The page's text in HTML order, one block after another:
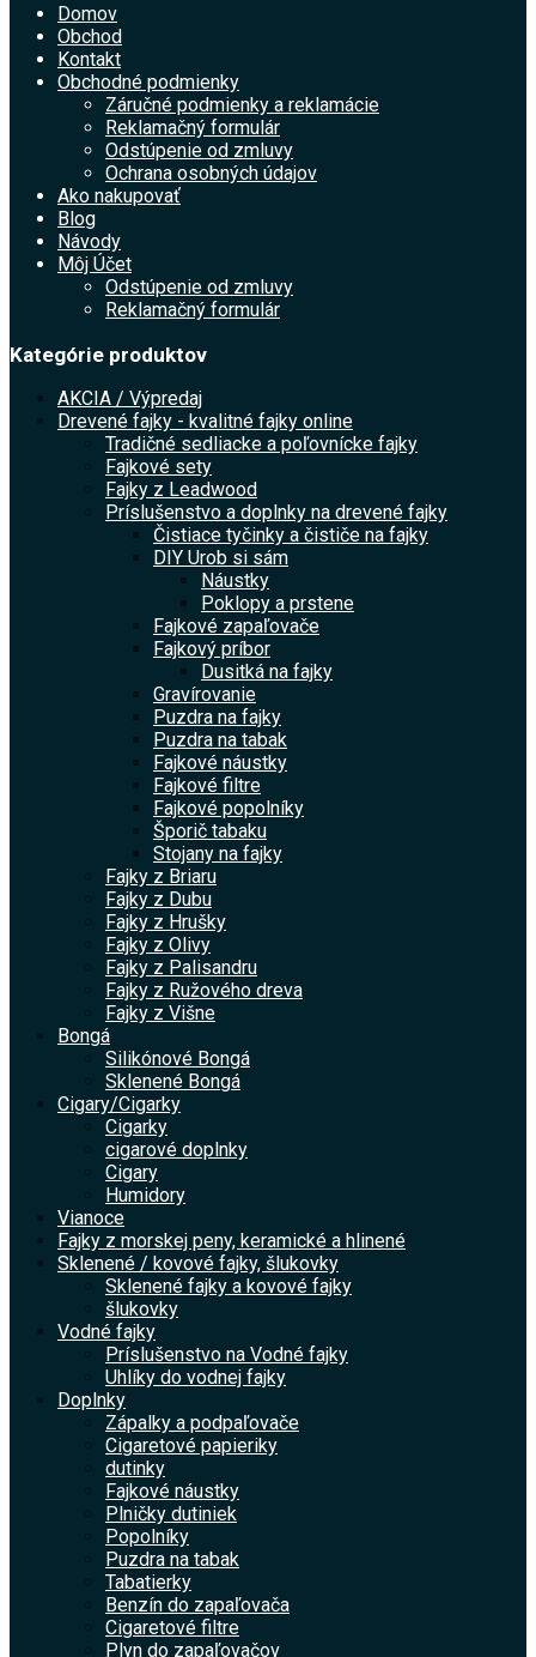
Domov
Obchod
Kontakt
Obchodné podmienky
Záručné podmienky a reklamácie
Reklamačný formulár
Odstúpenie od zmluvy
Ochrana osobných údajov
Ako nakupovať
Blog
Návody
Môj Účet
Odstúpenie od zmluvy
Reklamačný formulár
Kategórie produktov
AKCIA / Výpredaj
Drevené fajky - kvalitné fajky online
Tradičné sedliacke a poľovnícke fajky
Fajkové sety
Fajky z Leadwood
Príslušenstvo a doplnky na drevené fajky
Čistiace tyčinky a čističe na fajky
DIY Urob si sám
Náustky
Poklopy a prstene
Fajkové zapaľovače
Fajkový príbor
Dusitká na fajky
Gravírovanie
Puzdra na fajky
Puzdra na tabak
Fajkové náustky
Fajkové filtre
Fajkové popolníky
Šporič tabaku
Stojany na fajky
Fajky z Briaru
Fajky z Dubu
Fajky z Hrušky
Fajky z Olivy
Fajky z Palisandru
Fajky z Ružového dreva
Fajky z Višne
Bongá
Silikónové Bongá
Sklenené Bongá
Cigary/Cigarky
Cigarky
cigarové doplnky
Cigary
Humidory
Vianoce
Fajky z morskej peny, keramické a hlinené
Sklenené / kovové fajky, šlukovky
Sklenené fajky a kovové fajky
šlukovky
Vodné fajky
Príslušenstvo na Vodné fajky
Uhlíky do vodnej fajky
Doplnky
Zápalky a podpaľovače
Cigaretové papieriky
dutinky
Fajkové náustky
Plničky dutiniek
Popolníky
Puzdra na tabak
Tabatierky
Benzín do zapaľovača
Cigaretové filtre
Plyn do zapaľovačov